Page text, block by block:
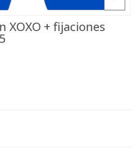
XOXO + fijaciones